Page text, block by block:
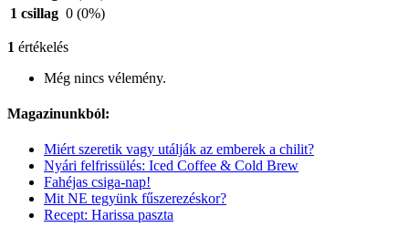
1 csillag 0 (0%)
1 értékelés
Még nincs vélemény.
Magazinunkból:
Miért szeretik vagy utálják az emberek a chilit?
Nyári felfrissülés: Iced Coffee & Cold Brew
Fahéjas csiga-nap!
Mit NE tegyünk fűszerezéskor?
Recept: Harissa paszta